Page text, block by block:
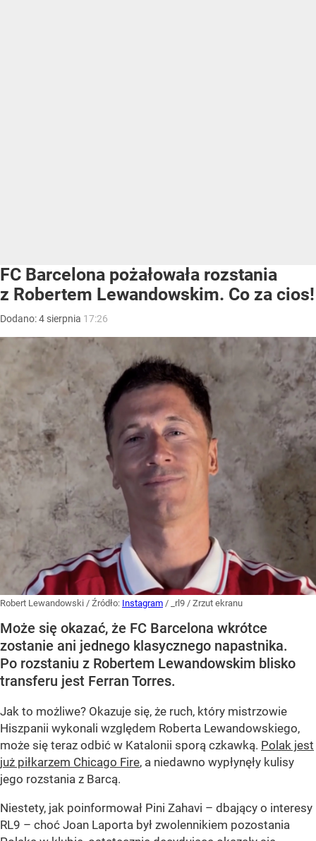
FC Barcelona pożałowała rozstania
z Robertem Lewandowskim. Co za cios!
Dodano:4 sierpnia 17:26
Robert Lewandowski / Źródło: Instagram / _rl9 / Zrzut ekranu
Może się okazać, że FC Barcelona wkrótce
zostanie ani jednego klasycznego napastnika.
Po rozstaniu z Robertem Lewandowskim blisko
transferu jest Ferran Torres.
Jak to możliwe? Okazuje się, że ruch, który mistrzowie
Hiszpanii wykonali względem Roberta Lewandowskiego,
może się teraz odbić w Katalonii sporą czkawką. Polak jest
już piłkarzem Chicago Fire, a niedawno wypłynęły kulisy
jego rozstania z Barcą.
Niestety, jak poinformował Pini Zahavi – dbający o interesy
RL9 – choć Joan Laporta był zwolennikiem pozostania